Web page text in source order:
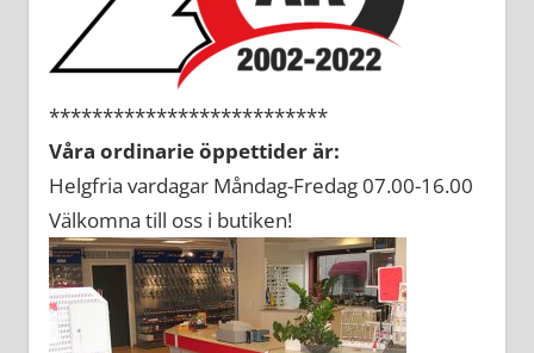
**************************
Våra ordinarie öppettider är:
Helgfria vardagar Måndag-Fredag 07.00-16.00
Välkomna till oss i butiken!